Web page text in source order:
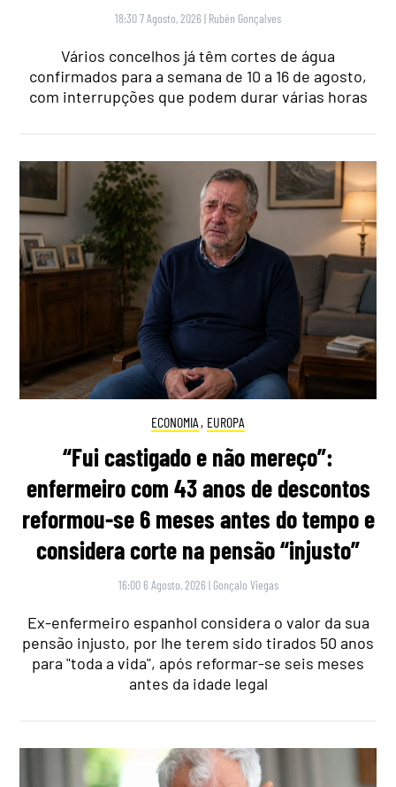
18:30 7 Agosto, 2026 | Rubén Gonçalves
Vários concelhos já têm cortes de água
confirmados para a semana de 10 a 16 de agosto,
com interrupções que podem durar várias horas
ECONOMIA , EUROPA
“Fui castigado e não mereço”:
enfermeiro com 43 anos de descontos
reformou-se 6 meses antes do tempo e
considera corte na pensão “injusto”
16:00 6 Agosto, 2026 | Gonçalo Viegas
Ex-enfermeiro espanhol considera o valor da sua
pensão injusto, por lhe terem sido tirados 50 anos
para "toda a vida", após reformar-se seis meses
antes da idade legal